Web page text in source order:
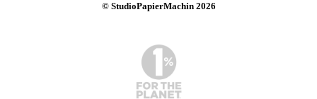
© StudioPapierMachin 2026